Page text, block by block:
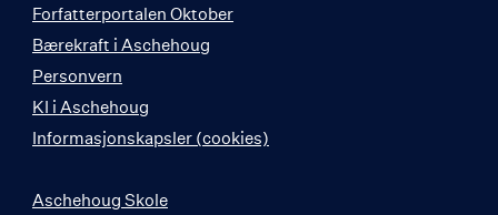
Forfatterportalen Oktober
Bærekraft i Aschehoug
Personvern
KI i Aschehoug
Informasjonskapsler (cookies)
Aschehoug Skole